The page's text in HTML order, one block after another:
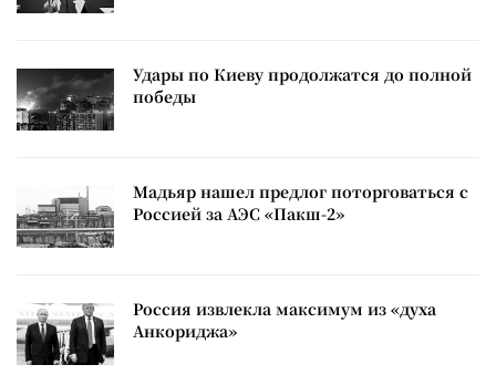
Удары по Киеву продолжатся до полной
победы
Мадьяр нашел предлог поторговаться с
Россией за АЭС «Пакш-2»
Россия извлекла максимум из «духа
Анкориджа»